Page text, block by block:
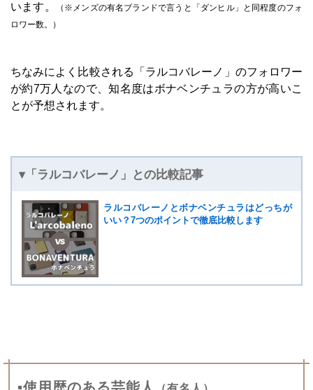
います。
（※メンズの有名ブランドで言うと「ダンヒル」と同程度のフォ
ロワー数。）
ちなみによく比較される「ラルコバレーノ」のフォロワー
が約7万人なので、知名度はボナベンチュラの方が高いこ
とが予想されます。
▾「ラルコバレーノ」との比較記事
ラルコバレーノとボナベンチュラはどっちが
いい？7つのポイントで徹底比較します